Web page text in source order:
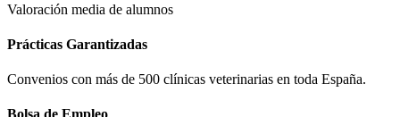
Valoración media de alumnos
Prácticas Garantizadas
Convenios con más de 500 clínicas veterinarias en toda España.